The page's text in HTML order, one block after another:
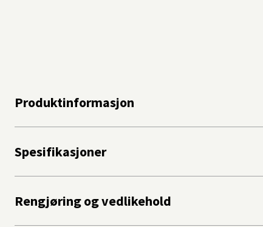
Produktinformasjon
Spesifikasjoner
Rengjøring og vedlikehold